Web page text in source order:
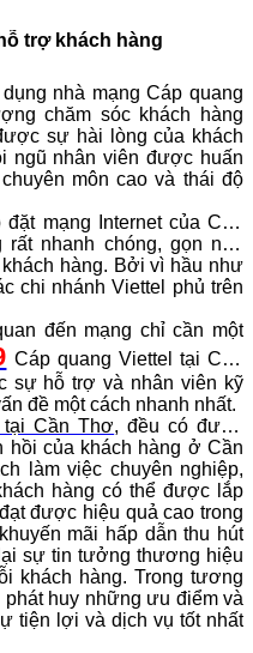
trợ khách hàng
nhà mạng Cáp quang
chăm sóc khách hàng
sự hài lòng của khách
ngũ nhân viên được huấn
môn cao và thái độ
mạng Internet của Cáp
rất nhanh chóng, gọn nhẹ
hàng. Bởi vì hầu như
chi nhánh Viettel phủ trên
đến mạng chỉ cần một
Cáp quang Viettel tại Cần
sự hỗ trợ và nhân viên kỹ
đề một cách nhanh nhất.
tại Cần Thơ, đều có được
hồi của khách hàng ở Cần
làm việc chuyên nghiệp,
hàng có thể được lắp
được hiệu quả cao trong
mãi hấp dẫn thu hút
sự tin tưởng thương hiệu
khách hàng. Trong tương
phát huy những ưu điểm và
tiện lợi và dịch vụ tốt nhất